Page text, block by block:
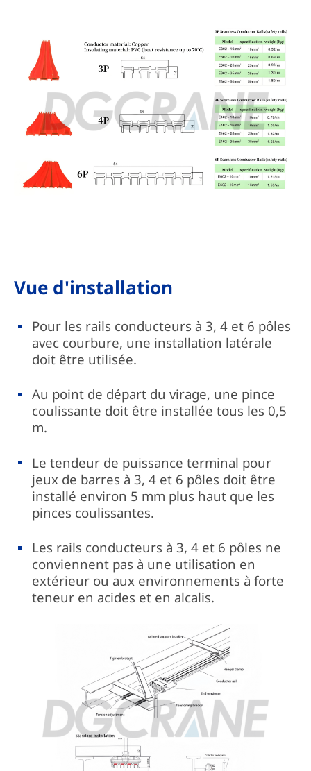
Vue d'installation
Pour les rails conducteurs à 3, 4 et 6 pôles
avec courbure, une installation latérale
doit être utilisée.
Au point de départ du virage, une pince
coulissante doit être installée tous les 0,5
m.
Le tendeur de puissance terminal pour
jeux de barres à 3, 4 et 6 pôles doit être
installé environ 5 mm plus haut que les
pinces coulissantes.
Les rails conducteurs à 3, 4 et 6 pôles ne
conviennent pas à une utilisation en
extérieur ou aux environnements à forte
teneur en acides et en alcalis.